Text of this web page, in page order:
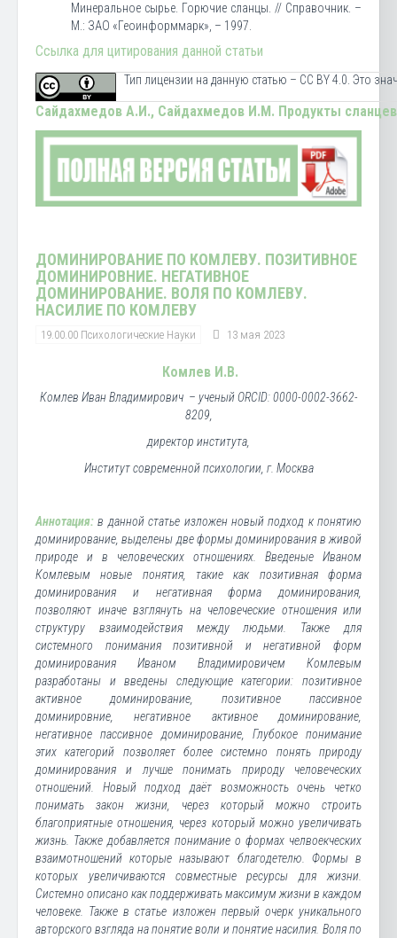
Минеральное сырье. Горючие сланцы. // Справочник. –
М.: ЗАО «Геоинформмарк», – 1997.
Ссылка для цитирования данной статьи
Тип лицензии на данную статью – CC BY 4.0. Это
Сайдахмедов А.И., Сайдахмедов И.М. Продукты
ДОМИНИРОВАНИЕ ПО КОМЛЕВУ. ПОЗИТИВНОЕ
ДОМИНИРОВНИЕ. НЕГАТИВНОЕ
ДОМИНИРОВАНИЕ. ВОЛЯ ПО КОМЛЕВУ.
НАСИЛИЕ ПО КОМЛЕВУ
19.00.00 Психологические Науки 13 мая 2023
Комлев И.В.
Комлев Иван Владимирович – ученый ORCID: 0000-0002-3662-
8209,
директор института,
Институт современной психологии, г. Москва
Аннотация: в данной статье изложен новый подход к понятию
доминирование, выделены две формы доминирования в живой
природе и в человеческих отношениях. Введеные Иваном
Комлевым новые понятия, такие как позитивная форма
доминирования и негативная форма доминирования,
позволяют иначе взглянуть на человеческие отношения или
структуру взаимодействия между людьми. Также для
системного понимания позитивной и негативной форм
доминирования Иваном Владимировичем Комлевым
разработаны и введены следующие категории: позитивное
активное доминирование, позитивное пассивное
доминировние, негативное активное доминирование,
негативное пассивное доминирование, Глубокое понимание
этих категорий позволяет более системно понять природу
доминирования и лучше понимать природу человеческих
отношений. Новый подход даёт возможность очень четко
понимать закон жизни, через который можно строить
благоприятные отношения, через который можно увеличивать
жизнь. Также добавляется понимание о формах челвоекческих
взаимотношений которые называют благодетелю. Формы в
которых увеличиваются совместные ресурсы для жизни.
Системно описано как поддерживать максимум жизни в каждом
человеке. Также в статье изложен первый очерк уникального
авторского взгляда на понятие воли и понятие насилия. Воля по